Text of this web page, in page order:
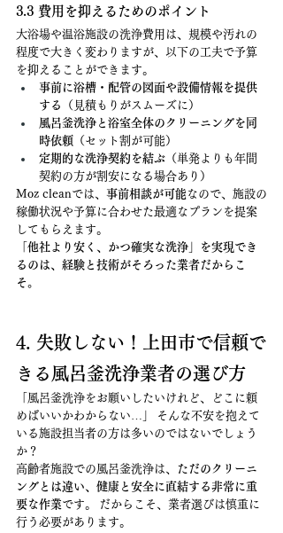
3.3 費用を抑えるためのポイント
大浴場や温浴施設の洗浄費用は、規模や汚れの
程度で大きく変わりますが、以下の工夫で予算
を抑えることができます。
事前に浴槽・配管の図面や設備情報を提供
する
（見積もりがスムーズに）
風呂釜洗浄と浴室全体のクリーニングを同
時依頼 （セット割が可能）
定期的な洗浄契約を結ぶ （単発よりも年間
契約の方が割安になる場合あり）
Moz cleanでは、 事前相談が可能 なので、施設の
稼働状況や予算に合わせた最適なプランを提案
してもらえます。
「他社より安く、かつ確実な洗浄」を実現でき
るのは、経験と技術がそろった業者だからこ
そ。
4. 失敗しない！上田市で信頼で
きる風呂釜洗浄業者の選び方
「風呂釜洗浄をお願いしたいけれど、どこに頼
めばいいかわからない…」 そんな不安を抱えて
いる施設担当者の方は多いのではないでしょう
か？
高齢者施設での風呂釜洗浄は、 ただのクリーニ
ングとは違い、健康と安全に直結する非常に重
要な作業です。 だからこそ、業者選びは慎重に
行う必要があります。